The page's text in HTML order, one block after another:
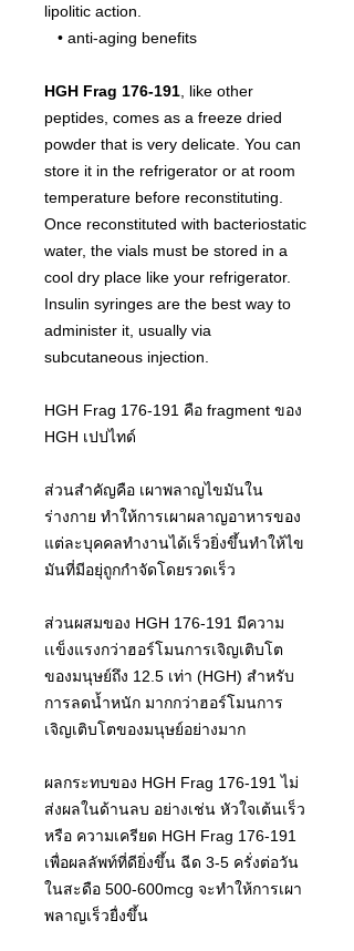
lipolitic action.
• anti-aging benefits
HGH Frag 176-191 , like other
peptides, comes as a freeze dried
powder that is very delicate. You can
store it in the refrigerator or at room
temperature before reconstituting.
Once reconstituted with bacteriostatic
water, the vials must be stored in a
cool dry place like your refrigerator.
Insulin syringes are the best way to
administer it, usually via
subcutaneous injection.
HGH Frag 176-191 คือ fragment ของ
HGH เปปไทด์
ส่วนสําคัญคือ เผาพลาญไขมันใน
ร่างกาย ทําให้การเผาผลาญอาหารของ
แต่ละบุคคลทํางานได้เร็วยิ่งขึ้นทําให้ไข
มันที่มีอยุ่ถูกกําจัดโดยรวดเร็ว
ส่วนผสมของ HGH 176-191 มีความ
เเข็งแรงกว่าฮอร์โมนการเจิญเติบโต
ของมนุษย์ถึง 12.5 เท่า (HGH) สําหรับ
การลดนํ้าหนัก มากกว่าฮอร์โมนการ
เจิญเติบโตของมนุษย์อย่างมาก
ผลกระทบของ HGH Frag 176-191 ไม่
ส่งผลในด้านลบ อย่างเช่น หัวใจเต้นเร็ว
หรือ ความเครียด HGH Frag 176-191
เพื่อผลลัพท์ที่ดียิ่งขึ้น ฉีด 3-5 ครั่งต่อวัน
ในสะดือ 500-600mcg จะทําให้การเผา
พลาญเร็วยื่งขึ้น